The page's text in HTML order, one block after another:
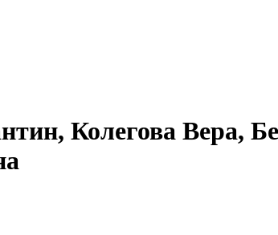
Колегова Вера,